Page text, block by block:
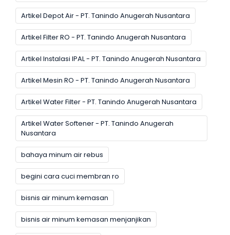
Artikel Depot Air - PT. Tanindo Anugerah Nusantara
Artikel Filter RO - PT. Tanindo Anugerah Nusantara
Artikel Instalasi IPAL - PT. Tanindo Anugerah Nusantara
Artikel Mesin RO - PT. Tanindo Anugerah Nusantara
Artikel Water Filter - PT. Tanindo Anugerah Nusantara
Artikel Water Softener - PT. Tanindo Anugerah
Nusantara
bahaya minum air rebus
begini cara cuci membran ro
bisnis air minum kemasan
bisnis air minum kemasan menjanjikan